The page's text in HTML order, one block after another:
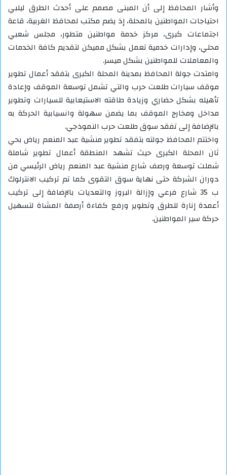
وأشار المحافظ إلى أن المبنى مصمم على أحدث الطرق ليلبي
احتياجات المواطنين بالمحلة، إذ يضم مكتب لمحافظ الغربية، قاعة
اجتماعات كبرى، مركز خدمة مواطنين متطور، مجلس شعبي
محلي، وإدارات خدمية تعمل بشكل مميكن لتقديم كافة الخدمات
والمعاملات للمواطنين بشكل ميسر.
وامتدت جولة المحافظ بمدينة المحلة الكبرى بتفقد أعمال تطوير
موقف سيارات طلعت حرب والتي تشمل توسعة الموقف وإعادة
تأهيله بشكل حضاري وزيادة طاقته الاستيعابية للسيارات وتطوير
مداخل ومخارج الموقف بما يضمن سهولة وانسيابية الحركة به
بالإضافة إلى تفقد سوق طلعت حرب النموذجي.
واختتم المحافظ جولته بتفقد تطوير منشية عبد المنعم رياض بحي
ثان المحلة الكبرى حيث تشهد المنطقة أعمال تطوير شاملة
شملت توسعة ورصف شارع منشية عبد المنعم رياض الرئيسي من
دوران الشركة حتى نهاية سوق التقوى كما تم ترکیب الانترلوك
ب 35 شارع فرعي وإزالة البروز والتعديات بالإضافة إلى تركيب
أعمدة إنارة للطرق وتطوير ورفع كفاءة أرصفة المشاة لتسهيل
حركة سير المواطنين.